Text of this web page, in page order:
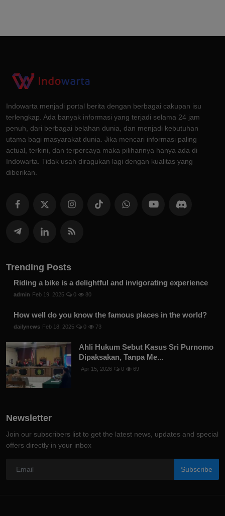
Indowarta menjadi portal berita dengan berbagai cakupan isu
terlengkap. Ada banyak informasi yang terjadi selama 24 jam
penuh, dari berbagai belahan dunia, dan menjadi kebutuhan
utama bagi masyarakat dunia. Jika mencari informasi paling
actual, terkini, dan terpercaya maka pilihannya hanya ada di
Indowarta. Tidak usah diragukan lagi dengan kualitas yang
diberikan.
Trending Posts
Riding a bike is a delightful and invigorating experience
admin Feb 19, 2025 0 80
How well do you know the famous places in the world?
dailynews Feb 18, 2025 0 73
Ahli Hukum Sebut Kasus Sri Purnomo
Dipaksakan, Tanpa Me...
Apr 15, 2026 0 69
Newsletter
Join our subscribers list to get the latest news, updates and special
offers directly in your inbox
Subscribe